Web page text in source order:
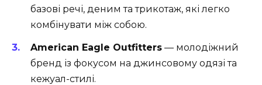
базові речі, деним та трикотаж, які легко
комбінувати між собою.
American Eagle Outfitters — молодіжний
бренд із фокусом на джинсовому одязі та
кежуал-стилі.